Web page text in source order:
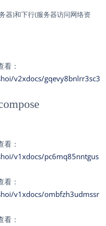
器)和下行(服务器访问网络资
看：
v2xdocs/gqevy8bnlrr3sc3
看：
v1xdocs/pc6mq85nntgus
看：
v1xdocs/ombfzh3udmssr
看：